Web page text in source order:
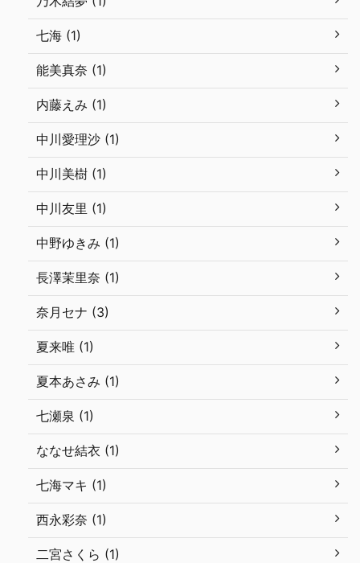
七海 (1)
能美真奈 (1)
内藤えみ (1)
中川愛理沙 (1)
中川美樹 (1)
中川友里 (1)
中野ゆきみ (1)
長澤茉里奈 (1)
奈月セナ (3)
夏来唯 (1)
夏本あさみ (1)
七瀬泉 (1)
ななせ結衣 (1)
七海マキ (1)
西永彩奈 (1)
二宮さくら (1)